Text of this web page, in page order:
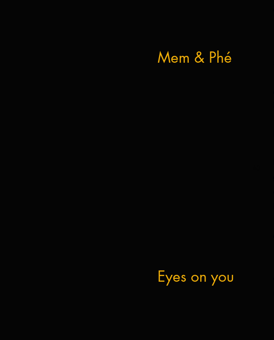
Mem & Phé
Eyes on you